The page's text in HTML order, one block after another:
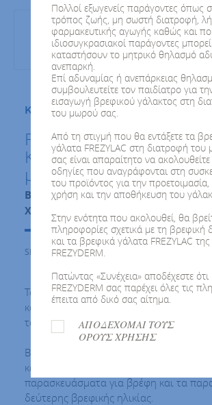
Πολλοί εξωγενείς παράγοντες όπως
τρόπος ζωής, μη σωστή διατροφή,
φαρμακευτικής αγωγής καθώς και
ιδιοσυγκρασιακοί παράγοντες
καταστήσουν το μητρικό θηλασμό
ανεπαρκή.
Επί αδυναμίας ή ανεπάρκειας
συμβουλευτείτε τον παιδίατρο για
εισαγωγή βρεφικού γάλακτος στη
του μωρού σας.
Από τη στιγμή που θα εντάξετε τα
γάλατα FREZYLAC στη διατροφή
σας είναι απαραίτητο να
οδηγίες που αναγράφονται στη
του προϊόντος για την
χρήση και την αποθήκευση του
Στην ενότητα που ακολουθεί, θα
πληροφορίες σχετικά με τη βρεφική
και τα βρεφικά γάλατα FREZYLAC της
FREZYDERM.
Πατώντας «Συνέχεια» αποδέχεστε ότι
FREZYDERM σας παρέχει όλες τις
έπειτα από δικό σας αίτημα.
ΑΠΟΔΕΧΟΜΑΙ ΤΟΥΣ
ΟΡΟΥΣ ΧΡΗΣΗΣ
Κατσικίσιο Βιολογικό Γάλα
FREZYLAC PLATINUM
Κατσικίσιο Βιολογικό
μηνών
Βιολογική διατροφή
Χωρίς γλουτένη
SKU : 500155
Το FREZYLAC PLATINUM PLUS 2 είναι
κατσικίσιο γάλα σε σκόνη, κατάλληλο
τον 6° μήνα στο πλαίσιο μιας μεικτής
Βασισμένο στις αρχές της βιολογικής
και τους Κανονισμούς της Ε.Ε. που
παρασκευάσματα για βρέφη και τα
δεύτερης βρεφικής ηλικίας.